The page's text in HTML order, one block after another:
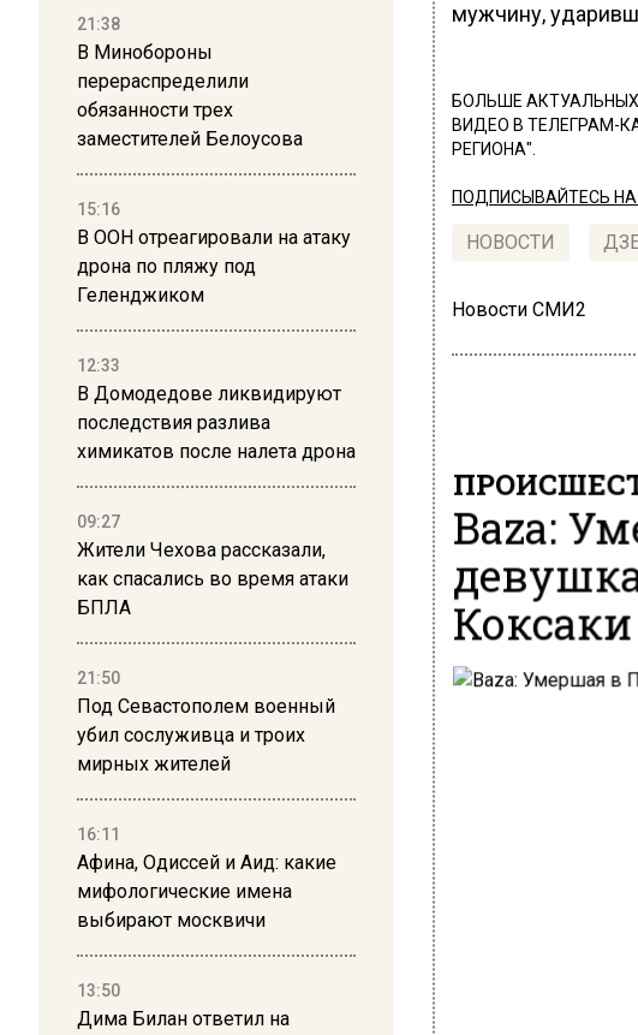
21:38
В Минобороны
перераспределили
обязанности трех
заместителей Белоусова
15:16
В ООН отреагировали на атаку
дрона по пляжу под
Геленджиком
12:33
В Домодедове ликвидируют
последствия разлива
химикатов после налета дрона
09:27
Жители Чехова рассказали,
как спасались во время атаки
БПЛА
21:50
Под Севастополем военный
убил сослуживца и троих
мирных жителей
16:11
Афина, Одиссей и Аид: какие
мифологические имена
выбирают москвичи
13:50
Дима Билан ответил на
мужчину,
БОЛЬШЕ
ВИДЕО В ТЕЛЕГРАМ-
РЕГИОНА".
ПОДПИСЫВАЙТЕСЬ
НОВОСТИ
Новости СМИ2
Baza:
Коксаки